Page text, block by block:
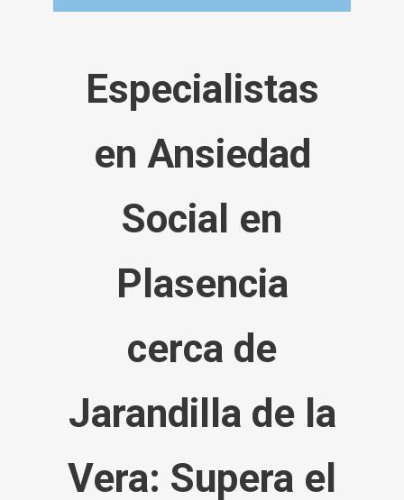
Especialistas
en Ansiedad
Social en
Plasencia
cerca de
Jarandilla de la
Vera: Supera el